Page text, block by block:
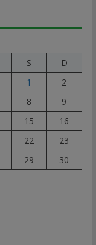
S
D
1
2
8
9
15
16
22
23
29
30